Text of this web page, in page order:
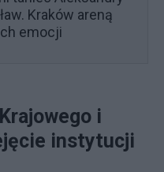
Kraków areną
emocji
i
instytucji